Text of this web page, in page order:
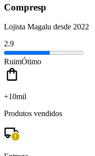
Compresp
Lojista Magalu desde 2022
2.9
RuimÓtimo
+10mil
Produtos vendidos